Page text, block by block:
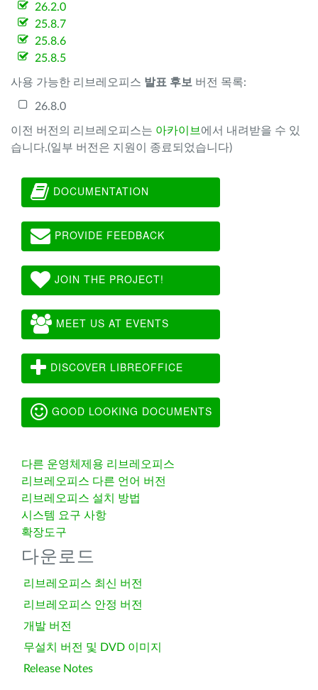
26.2.0
25.8.7
25.8.6
25.8.5
사용 가능한 리브레오피스 발표 후보 버전 목록:
26.8.0
이전 버전의 리브레오피스는 아카이브 에서 내려받을 수 있
습니다.(일부 버전은 지원이 종료되었습니다)
DOCUMENTATION
PROVIDE FEEDBACK
JOIN THE PROJECT!
MEET US AT EVENTS
DISCOVER LIBREOFFICE
GOOD LOOKING DOCUMENTS
다른 운영체제용 리브레오피스
리브레오피스 다른 언어 버전
리브레오피스 설치 방법
시스템 요구 사항
확장도구
다운로드
리브레오피스 최신 버전
리브레오피스 안정 버전
개발 버전
무설치 버전 및 DVD 이미지
Release Notes